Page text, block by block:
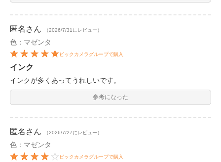
匿名 さん （2026/7/31にレビュー）
色：マゼンタ
ビックカメラグループで購入
インク
インクが多くあってうれしいです。
参考になった
匿名 さん （2026/7/27にレビュー）
色：マゼンタ
ビックカメラグループで購入